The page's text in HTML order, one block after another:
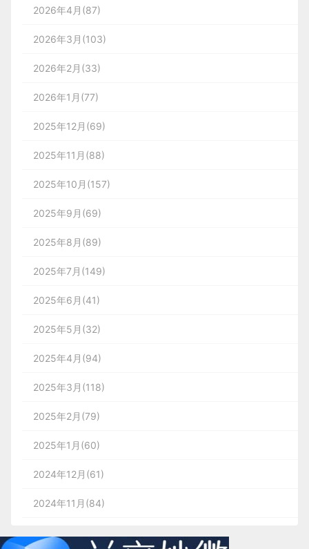
3、合：两手握杆的时候，要联结在一起形成一
体。右手的小指头在左手指和中指之间的夹缝里；左
行的一条线呈90°。左脚向外开1/4，以5#铁杆为
量向身体靠紧，双脚向内指。
术语：
域。他们必须在发球台两个标志之间发球。这也指高
尔夫选手只可以在第一次击球使用的木制或者塑料制
The Green果岭 在球洞周围非常平坦的区域。
这个区域的草很特殊，有利于选手将球推到洞中。
域。
2026年4月(87)
2026年3月(103)
2026年2月(33)
2026年1月(77)
2025年12月(69)
2025年11月(88)
2025年10月(157)
2025年9月(69)
2025年8月(89)
2025年7月(149)
2025年6月(41)
2025年5月(32)
2025年4月(94)
2025年3月(118)
2025年2月(79)
2025年1月(60)
2024年12月(61)
2024年11月(84)